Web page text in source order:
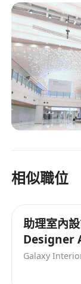
2007, the
includes
exhibition
for luxury
and other
100 people
locations,
New York,
圓深設計(集
住宅地產開發
地點設有辦
相似職位
助理室內
Designer
Galaxy